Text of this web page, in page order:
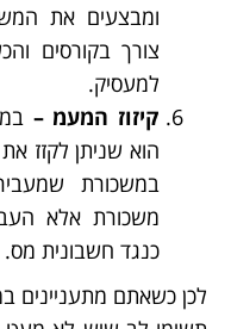
ומבצעים את
צורך בקורסים
למעסיק.
קיזוז המעמ –
הוא שניתן לקזז
במשכורת
משכורת אלא
כנגד חשבונית מס.
לכן כשאתם מתעניינים